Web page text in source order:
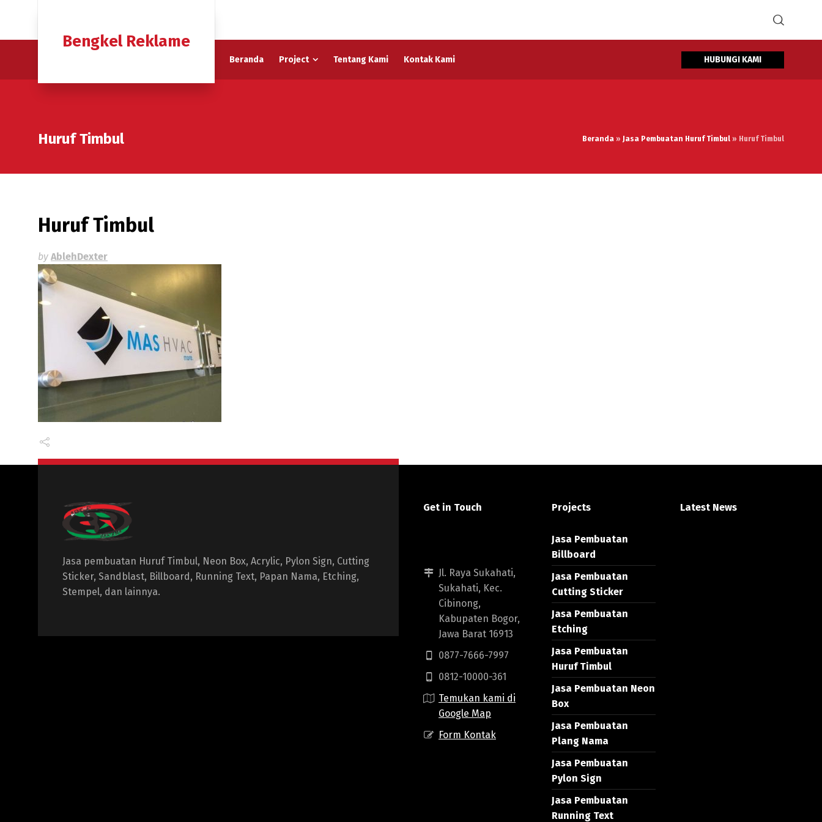
Bengkel Reklame
Beranda Project Tentang Kami Kontak Kami HUBUNGI KAMI
Huruf Timbul Beranda » Jasa Pembuatan Huruf Timbul » Huruf Timbul
Huruf Timbul
by AblehDexter
Jasa pembuatan Huruf Timbul, Neon Box, Acrylic, Pylon Sign, Cutting
Sticker, Sandblast, Billboard, Running Text, Papan Nama, Etching,
Stempel, dan lainnya.
Get in Touch
Jl. Raya Sukahati,
Sukahati, Kec.
Cibinong,
Kabupaten Bogor,
Jawa Barat 16913
0877-7666-7997
0812-10000-361
Temukan kami di
Google Map
Form Kontak
Projects
Jasa Pembuatan
Billboard
Jasa Pembuatan
Cutting Sticker
Jasa Pembuatan
Etching
Jasa Pembuatan
Huruf Timbul
Jasa Pembuatan Neon
Box
Jasa Pembuatan
Plang Nama
Jasa Pembuatan
Pylon Sign
Jasa Pembuatan
Running Text
Latest News